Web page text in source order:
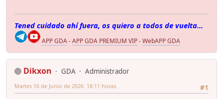
Tened cuidado ahí fuera, os quiero a todos de vuelta...
APP GDA-APP GDA PREMIUM VIP-WebAPP GDA
Dikxon GDA
Administrador
#1
Martes 16 de Junio de 2026. 18:11 horas.